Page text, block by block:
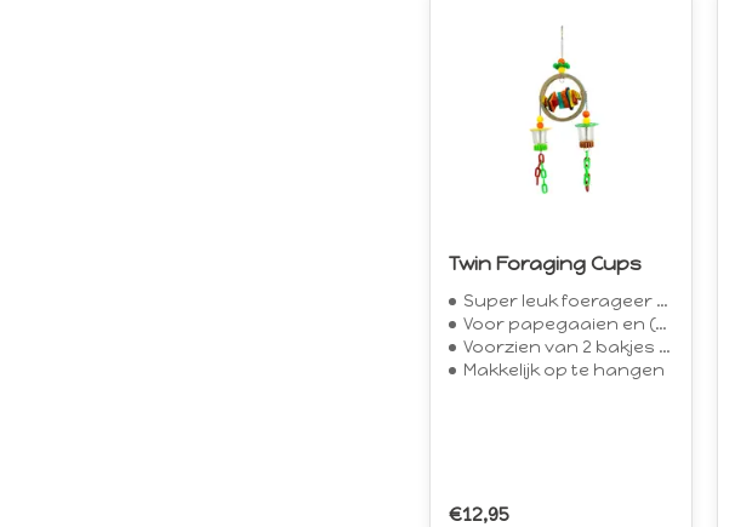
Twin Foraging Cups
Super leuk foerageer speelgoed
Voor papegaaien en (grote) parkieten
Voorzien van 2 bakjes aan kettingen
Makkelijk op te hangen
€12,95